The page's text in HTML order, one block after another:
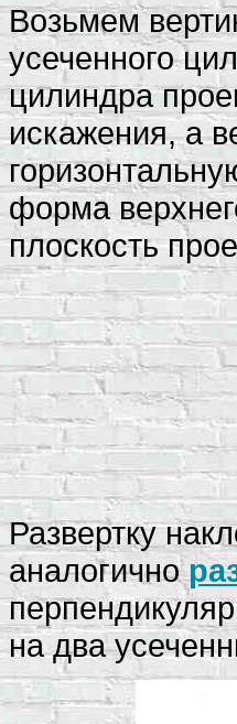
Возьмем
усеченного
цилиндра
искажения, а
форма
плоскость
Развертку
аналогично
на два